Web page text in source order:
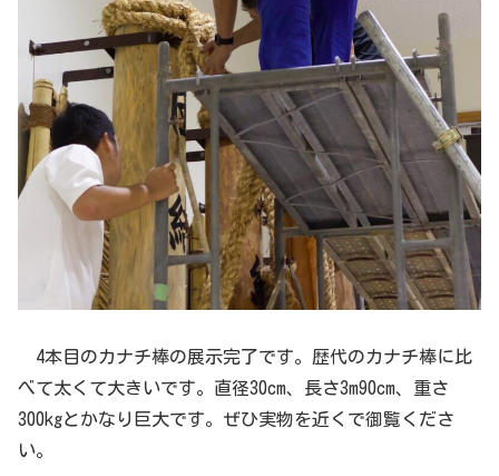
4本目のカナチ棒の展示完了です。歴代のカナチ棒に比
べて太くて大きいです。直径30cm、長さ3m90cm、重さ
300kgとかなり巨大です。ぜひ実物を近くで御覧くださ
い。